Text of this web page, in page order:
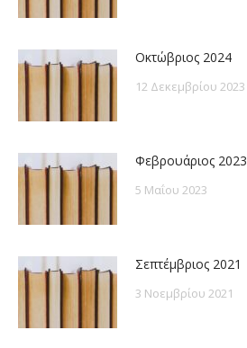
Οκτώβριος 2024
12 Δεκεμβρίου 2023
Φεβρουάριος 2023
5 Μαΐου 2023
Σεπτέμβριος 2021
3 Νοεμβρίου 2021